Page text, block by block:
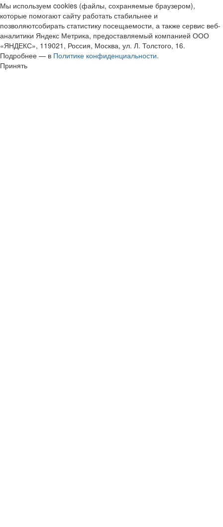
Мы используем cookies (файлы, сохраняемые браузером),
которые помогают сайту работать стабильнее и
позволяютсобирать статистику посещаемости, а также сервис веб-
аналитики Яндекс Метрика, предоставляемый компанией ООО
«ЯНДЕКС», 119021, Россия, Москва, ул. Л. Толстого, 16.
Подробнее — в Политике конфиденциальности.
Принять